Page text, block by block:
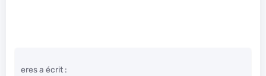
eres a écrit :